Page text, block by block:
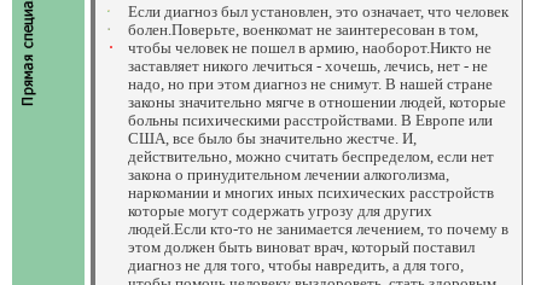
Если диагноз был установлен, это означает, что человек
болен.Поверьте, военкомат не заинтересован в том,
чтобы человек не пошел в армию, наоборот.Никто не
заставляет никого лечиться - хочешь, лечись, нет - не
надо, но при этом диагноз не снимут. В нашей стране
законы значительно мягче в отношении людей, которые
больны психическими расстройствами. В Европе или
США, все было бы значительно жестче. И,
действительно, можно считать беспределом, если нет
закона о принудительном лечении алкоголизма,
наркомании и многих иных психических расстройств
которые могут содержать угрозу для других
людей.Если кто-то не занимается лечением, то почему в
этом должен быть виноват врач, который поставил
диагноз не для того, чтобы навредить, а для того,